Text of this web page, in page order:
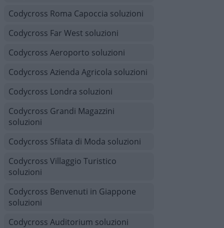
Codycross Roma Capoccia soluzioni
Codycross Far West soluzioni
Codycross Aeroporto soluzioni
Codycross Azienda Agricola soluzioni
Codycross Londra soluzioni
Codycross Grandi Magazzini
soluzioni
Codycross Sfilata di Moda soluzioni
Codycross Villaggio Turistico
soluzioni
Codycross Benvenuti in Giappone
soluzioni
Codycross Auditorium soluzioni